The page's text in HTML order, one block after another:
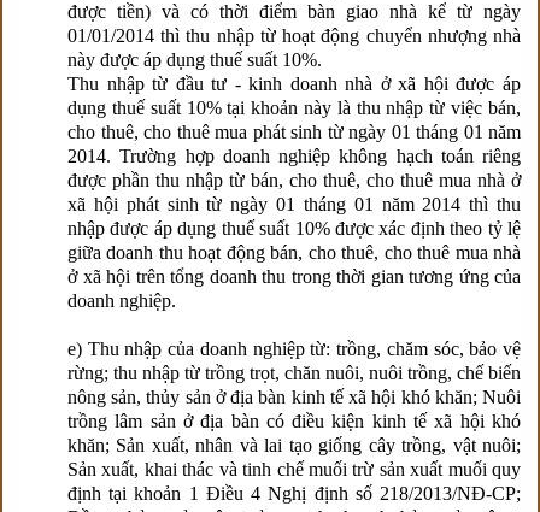
được tiền) và có thời điểm bàn giao nhà kể từ ngày
01/01/2014 thì thu nhập từ hoạt động chuyển nhượng nhà
này được áp dụng thuế suất 10%.
Thu nhập từ đầu tư - kinh doanh nhà ở xã hội được áp
dụng thuế suất 10% tại khoản này là thu nhập từ việc bán,
cho thuê, cho thuê mua phát sinh từ ngày 01 tháng 01 năm
2014. Trường hợp doanh nghiệp không hạch toán riêng
được phần thu nhập từ bán, cho thuê, cho thuê mua nhà ở
xã hội phát sinh từ ngày 01 tháng 01 năm 2014 thì thu
nhập được áp dụng thuế suất 10% được xác định theo tỷ lệ
giữa doanh thu hoạt động bán, cho thuê, cho thuê mua nhà
ở xã hội trên tổng doanh thu trong thời gian tương ứng của
doanh nghiệp.
e) Thu nhập của doanh nghiệp từ: trồng, chăm sóc, bảo vệ
rừng; thu nhập từ trồng trọt, chăn nuôi, nuôi trồng, chế biến
nông sản, thủy sản ở địa bàn kinh tế xã hội khó khăn; Nuôi
trồng lâm sản ở địa bàn có điều kiện kinh tế xã hội khó
khăn; Sản xuất, nhân và lai tạo giống cây trồng, vật nuôi;
Sản xuất, khai thác và tinh chế muối trừ sản xuất muối quy
định tại khoản 1 Điều 4 Nghị định số 218/2013/NĐ-CP;